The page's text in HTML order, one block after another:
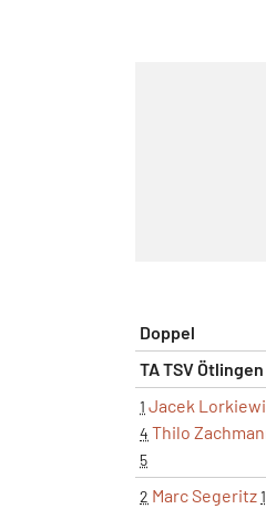
Doppel
TA TSV Ötlingen
1 Jacek
4 Thilo
5
2 Marc Segeritz